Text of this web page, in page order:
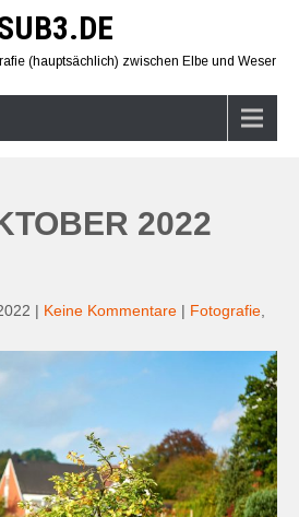
(hauptsächlich) zwischen Elbe und Weser
2022
| Keine Kommentare | Fotografie